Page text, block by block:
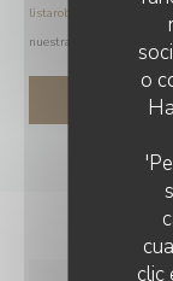
o
clic
listarobinson.es
. Para
nuestra
política de